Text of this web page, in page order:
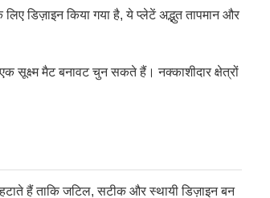
डिज़ाइन किया गया है, ये प्लेटें अद्भुत तापमान और
सूक्ष्म मैट बनावट चुन सकते हैं। नक्काशीदार क्षेत्रों
हैं ताकि जटिल, सटीक और स्थायी डिज़ाइन बन